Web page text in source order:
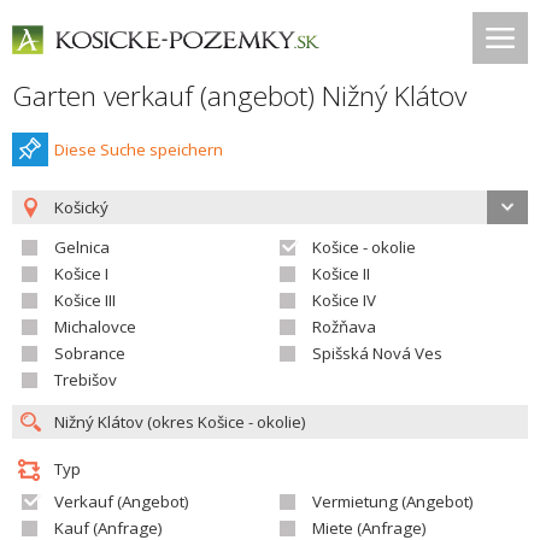
Garten verkauf (angebot) Nižný Klátov
Diese Suche speichern
Košický
Gelnica
Košice - okolie
Košice I
Košice II
Košice III
Košice IV
Michalovce
Rožňava
Sobrance
Spišská Nová Ves
Trebišov
Typ
Verkauf (Angebot)
Vermietung (Angebot)
Kauf (Anfrage)
Miete (Anfrage)